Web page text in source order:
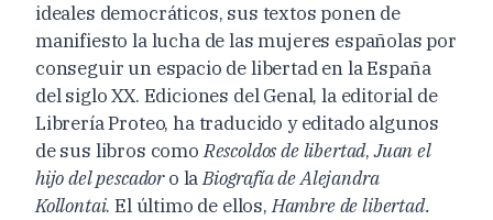
ideales democráticos, sus textos ponen de
manifiesto la lucha de las mujeres españolas por
conseguir un espacio de libertad en la España
del siglo XX. Ediciones del Genal, la editorial de
Librería Proteo, ha traducido y editado algunos
de sus libros comoRescoldos de libertad,Juan el
hijo del pescadoro laBiografía de Alejandra
Kollontai. El último de ellos,Hambre de libertad.